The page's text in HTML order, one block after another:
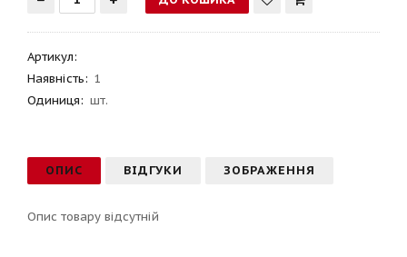
Артикул:
Наявність: 1
Одиниця: шт.
ОПИС ВІДГУКИ ЗОБРАЖЕННЯ
Опис товару відсутній